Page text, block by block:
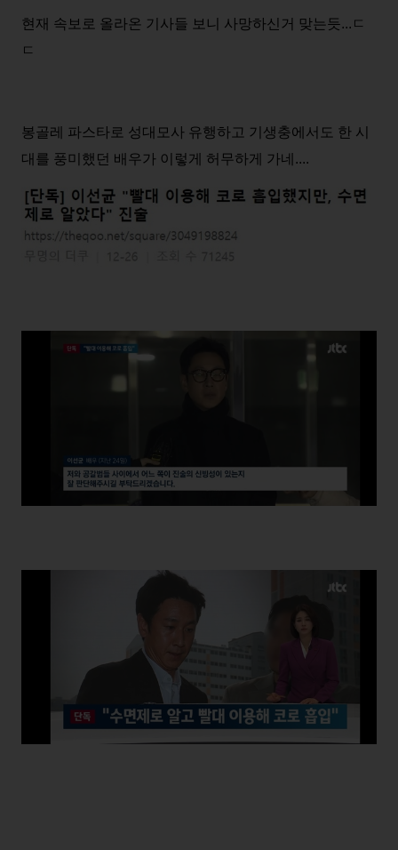
현재 속보로 올라온 기사들 보니 사망하신거 맞는듯...ㄷ
ㄷ
봉골레 파스타로 성대모사 유행하고 기생충에서도 한 시
대를 풍미했던 배우가 이렇게 허무하게 가네....